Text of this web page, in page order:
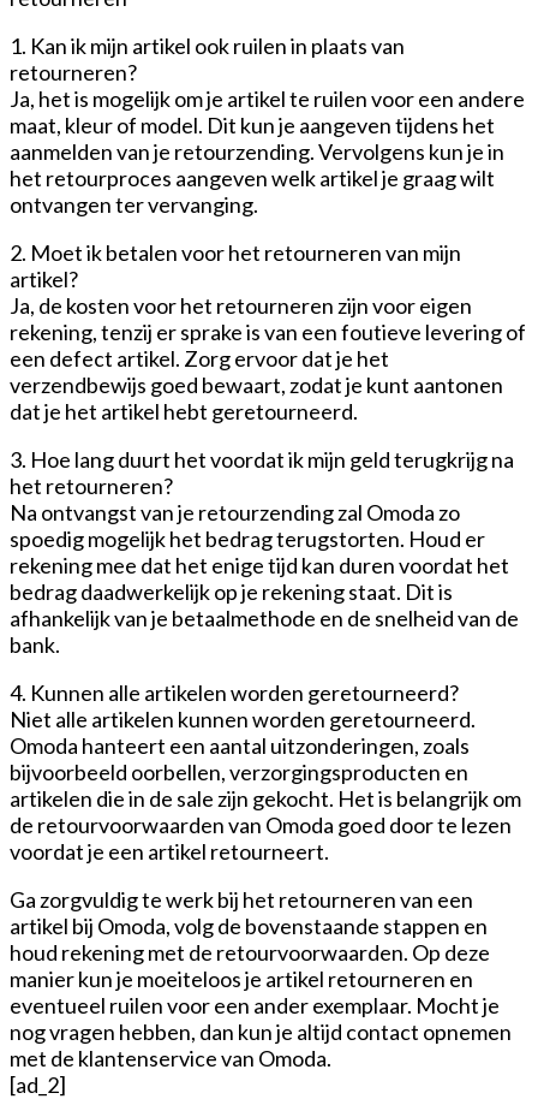
1. Kan ik mijn artikel ook ruilen in plaats van
retourneren?
Ja, het is mogelijk om je artikel te ruilen voor een andere
maat, kleur of model. Dit kun je aangeven tijdens het
aanmelden van je retourzending. Vervolgens kun je in
het retourproces aangeven welk artikel je graag wilt
ontvangen ter vervanging.
2. Moet ik betalen voor het retourneren van mijn
artikel?
Ja, de kosten voor het retourneren zijn voor eigen
rekening, tenzij er sprake is van een foutieve levering of
een defect artikel. Zorg ervoor dat je het
verzendbewijs goed bewaart, zodat je kunt aantonen
dat je het artikel hebt geretourneerd.
3. Hoe lang duurt het voordat ik mijn geld terugkrijg na
het retourneren?
Na ontvangst van je retourzending zal Omoda zo
spoedig mogelijk het bedrag terugstorten. Houd er
rekening mee dat het enige tijd kan duren voordat het
bedrag daadwerkelijk op je rekening staat. Dit is
afhankelijk van je betaalmethode en de snelheid van de
bank.
4. Kunnen alle artikelen worden geretourneerd?
Niet alle artikelen kunnen worden geretourneerd.
Omoda hanteert een aantal uitzonderingen, zoals
bijvoorbeeld oorbellen, verzorgingsproducten en
artikelen die in de sale zijn gekocht. Het is belangrijk om
de retourvoorwaarden van Omoda goed door te lezen
voordat je een artikel retourneert.
Ga zorgvuldig te werk bij het retourneren van een
artikel bij Omoda, volg de bovenstaande stappen en
houd rekening met de retourvoorwaarden. Op deze
manier kun je moeiteloos je artikel retourneren en
eventueel ruilen voor een ander exemplaar. Mocht je
nog vragen hebben, dan kun je altijd contact opnemen
met de klantenservice van Omoda.
[ad_2]